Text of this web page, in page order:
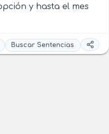
y hasta el mes
Buscar Sentencias